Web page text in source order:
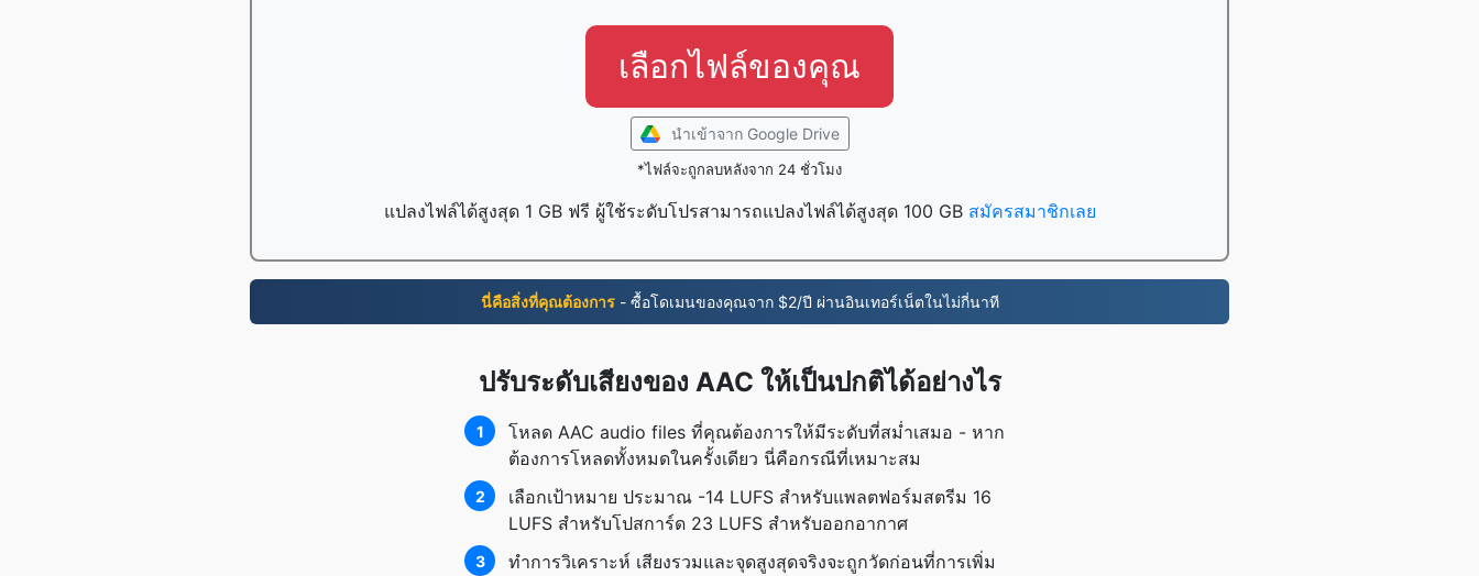
เลือกไฟล์ของคุณ
นำเข้าจาก Google Drive
*ไฟล์จะถูกลบหลังจาก 24 ชั่วโมง
แปลงไฟล์ได้สูงสุด 1 GB ฟรี ผู้ใช้ระดับโปรสามารถแปลงไฟล์ได้สูงสุด 100 GB สมัครสมาชิกเลย
นี่คือสิ่งที่คุณต้องการ- ซื้อโดเมนของคุณจาก $2/ปี ผ่านอินเทอร์เน็ตในไม่กี่นาที
ปรับระดับเสียงของ AAC ให้เป็นปกติได้อย่างไร
1
โหลด AAC audio files ที่คุณต้องการให้มีระดับที่สม่ำเสมอ - หาก
ต้องการโหลดทั้งหมดในครั้งเดียว นี่คือกรณีที่เหมาะสม
2
เลือกเป้าหมาย ประมาณ -14 LUFS สำหรับแพลตฟอร์มสตรีม 16
LUFS สำหรับโปสการ์ด 23 LUFS สำหรับออกอากาศ
3
ทำการวิเคราะห์ เสียงรวมและจุดสูงสุดจริงจะถูกวัดก่อนที่การเพิ่ม